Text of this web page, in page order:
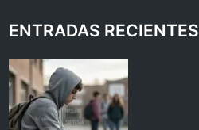
ENTRADAS RECIENTES